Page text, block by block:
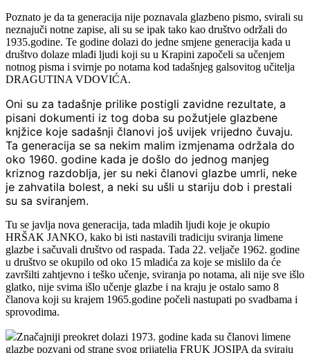
Poznato je da ta generacija nije poznavala glazbeno pismo, svirali su
neznajuči notne zapise, ali su se ipak tako kao društvo održali do
1935.godine. Te godine dolazi do jedne smjene generacija kada u
društvo dolaze mlađi ljudi koji su u Krapini započeli sa učenjem
notnog pisma i svirnje po notama kod tadašnjeg galsovitog učitelja
DRAGUTINA VDOVIĆA.
Oni su za tadašnje prilike postigli zavidne rezultate, a
pisani dokumenti iz tog doba su požutjele glazbene
knjžice koje sadašnji članovi još uvijek vrijedno čuvaju.
Ta generacija se sa nekim malim izmjenama održala do
oko 1960. godine kada je došlo do jednog manjeg
kriznog razdoblja, jer su neki članovi glazbe umrli, neke
je zahvatila bolest, a neki su ušli u stariju dob i prestali
su sa sviranjem.
Tu se javlja nova generacija, tada mladih ljudi koje je okupio
HRŠAK JANKO, kako bi isti nastavili tradiciju sviranja limene
glazbe i sačuvali društvo od raspada. Tada 22. veljače 1962. godine
u društvo se okupilo od oko 15 mladića za koje se mislilo da će
završilti zahtjevno i teško učenje, sviranja po notama, ali nije sve išlo
glatko, nije svima išlo učenje glazbe i na kraju je ostalo samo 8
članova koji su krajem 1965.godine počeli nastupati po svadbama i
sprovodima.
Značajniji preokret dolazi 1973. godine kada su članovi limene
glazbe pozvani od strane svog prijatelja FRUK JOSIPA da sviraju